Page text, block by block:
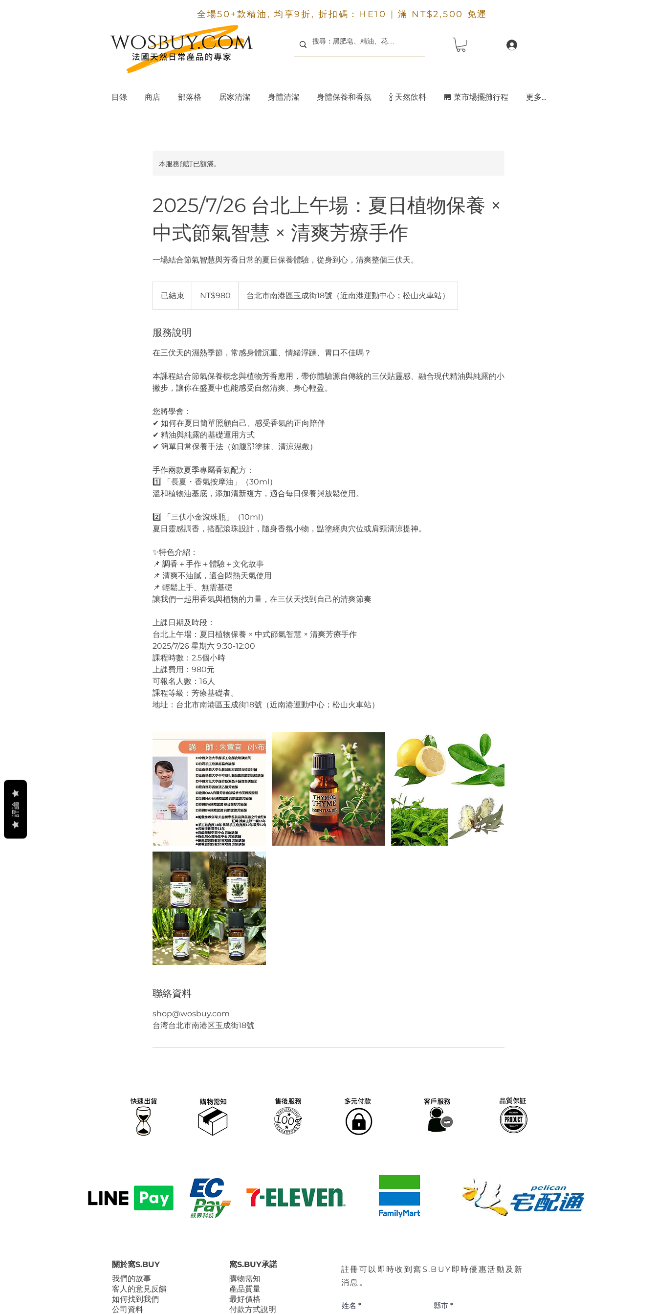
全場50+款精油, 均享9折, 折扣碼：HE10 | 滿 NT$2,500 免運
目錄 商店 部落格 居家清潔 身體清潔 身體保養和香氛 🍾 天然飲料 🏪 菜市場擺攤行程 更多...
本服務預訂已額滿。
2025/7/26 台北上午場：夏日植物保養 ×
中式節氣智慧 × 清爽芳療手作
一場結合節氣智慧與芳香日常的夏日保養體驗，從身到心，清爽整個三伏天。
已結束 NT$980 台北市南港區玉成街18號（近南港運動中心；松山火車站）
服務說明
在三伏天的濕熱季節，常感身體沉重、情緒浮躁、胃口不佳嗎？
本課程結合節氣保養概念與植物芳香應用，帶你體驗源自傳統的三伏貼靈感、融合現代精油與純露的小
撇步，讓你在盛夏中也能感受自然清爽、身心輕盈。
您將學會：
✔ 如何在夏日簡單照顧自己、感受香氣的正向陪伴
✔ 精油與純露的基礎運用方式
✔ 簡單日常保養手法（如腹部塗抹、清涼濕敷）
手作兩款夏季專屬香氣配方：
1️⃣ 「長夏・香氣按摩油」（30ml）
溫和植物油基底，添加清新複方，適合每日保養與放鬆使用。
2️⃣ 「三伏小金滾珠瓶」（10ml）
夏日靈感調香，搭配滾珠設計，隨身香氛小物，點塗經典穴位或肩頸清涼提神。
✨特色介紹：
📌 調香＋手作＋體驗＋文化故事
📌 清爽不油膩，適合悶熱天氣使用
📌 輕鬆上手、無需基礎
讓我們一起用香氣與植物的力量，在三伏天找到自己的清爽節奏
上課日期及時段：
台北上午場：夏日植物保養 × 中式節氣智慧 × 清爽芳療手作
2025/7/26 星期六 9:30-12:00
課程時數：2.5個小時
上課費用：980元
可報名人數：16人
課程等級：芳療基礎者。
地址：台北市南港區玉成街18號（近南港運動中心；松山火車站）
聯絡資料
shop@wosbuy.com
台湾台北市南港区玉成街18號
關於窩S.BUY
我們的故事
客人的意見反饋
如何找到我們
公司資料
窩S.BUY承諾
​購物需知
產品質量
最好價格
付款方式說明
註冊可以即時收到窩S.BUY即時優惠活動及新
消息。
姓名 縣市
評論